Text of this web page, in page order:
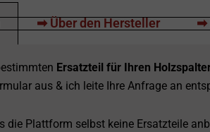
➡ Über den Hersteller ➡
Ersatzteil für Ihren
aus & ich leite Ihre Anfrage an
die Plattform selbst keine Ersatzteile